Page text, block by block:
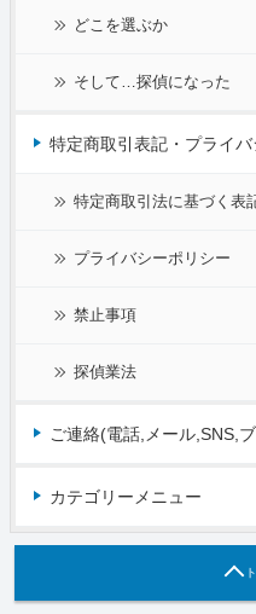
どこを選ぶか
そして…探偵になった
特定商取引表記・プライ
特定商取引法に基づく表
プライバシーポリシー
禁止事項
探偵業法
ご連絡(電話,メール,SNS,
カテゴリーメニュー